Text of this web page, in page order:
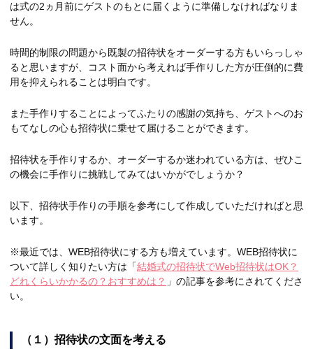
は式の2ヵ月前にゲストのもとに届くように準備しなければなりま
せん。
時間的制限の問題から既製の招待状をオーダーする方もいらっしゃ
ると思いますが、コスト面から考えれば手作りした方が圧倒的に費
用を抑えられることは明白です。
また手作りすることによってふたりの感謝の気持ち、ゲストへのお
もてなしの心も招待状に乗せて届けることができます。
招待状を手作りするか、オーダーするか迷われている方は、ぜひこ
の機会に手作りに挑戦してみてはいかがでしょうか？
以下、招待状手作りの手順を参考にして作成していただければと思
います。
※最近では、WEB招待状にする方も増えています。WEB招待状に
ついて詳しく知りたい方は「結婚式の招待状でWeb招待状はOK？
どれくらいかかるの？おすすめは？ 」の記事を参考にされてくださ
い。
（１）招待状の文面を考える